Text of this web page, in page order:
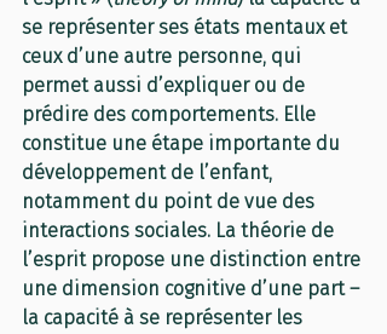
se représenter ses états mentaux et
ceux d’une autre personne, qui
permet aussi d’expliquer ou de
prédire des comportements. Elle
constitue une étape importante du
développement de l’enfant,
notamment du point de vue des
interactions sociales. La théorie de
l’esprit propose une distinction entre
une dimension cognitive d’une part –
la capacité à se représenter les